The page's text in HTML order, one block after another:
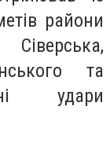
райони
та
удари